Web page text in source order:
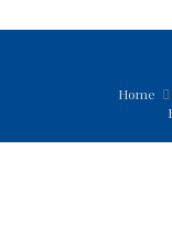
Home